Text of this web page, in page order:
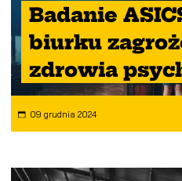
Badanie
biurku
zdrowia
09 grudnia 2024